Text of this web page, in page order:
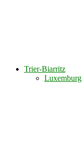
Trier-Biarritz
Luxemburg